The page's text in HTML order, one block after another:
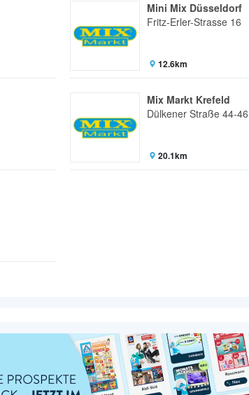
Mini Mix Düsseldorf
Fritz-Erler-Strasse 16
12.6km
Mix Markt Krefeld
Dülkener Straße 44-46
20.1km